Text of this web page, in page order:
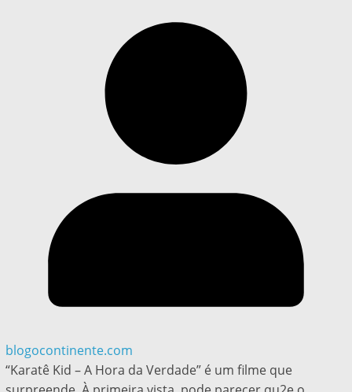
blogocontinente.com
“Karatê Kid – A Hora da Verdade” é um filme que